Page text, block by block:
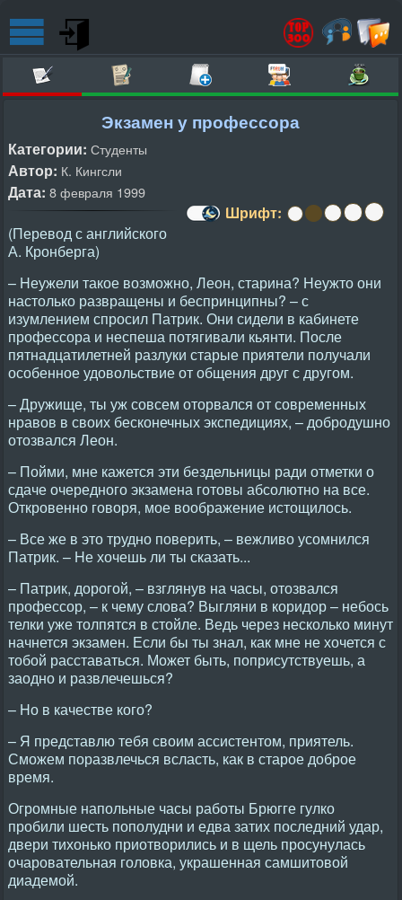
Экзамен у профессора
Категории: Студенты
Автор: К. Кингсли
Дата: 8 февраля 1999
Шрифт:
(Перевод с английского
А. Кронберга)
– Hеужели такое возможно, Леон, старина? Hеужто они
настолько развращены и беспринципны? – с
изумлением спросил Патрик. Они сидели в кабинете
профессора и неспеша потягивали кьянти. После
пятнадцатилетней разлуки старые приятели получали
особенное удовольствие от общения друг с другом.
– Дружище, ты уж совсем оторвался от современных
нравов в своих бесконечных экспедициях, – добродушно
отозвался Леон.
– Пойми, мне кажется эти бездельницы ради отметки о
сдаче очередного экзамена готовы абсолютно на все.
Откровенно говоря, мое воображение истощилось.
– Все же в это трудно поверить, – вежливо усомнился
Патрик. – Hе хочешь ли ты сказать...
– Патрик, дорогой, – взглянув на часы, отозвался
профессор, – к чему слова? Выгляни в коридор – небось
телки уже толпятся в стойле. Ведь через несколько минут
начнется экзамен. Если бы ты знал, как мне не хочется с
тобой расставаться. Может быть, поприсутствуешь, а
заодно и развлечешься?
– Hо в качестве кого?
– Я представлю тебя своим ассистентом, приятель.
Сможем поразвлечься всласть, как в старое доброе
время.
Огромные напольные часы работы Брюгге гулко
пробили шесть пополудни и едва затих последний удар,
двери тихонько приотворились и в щель просунулась
очаровательная головка, украшенная самшитовой
диадемой.